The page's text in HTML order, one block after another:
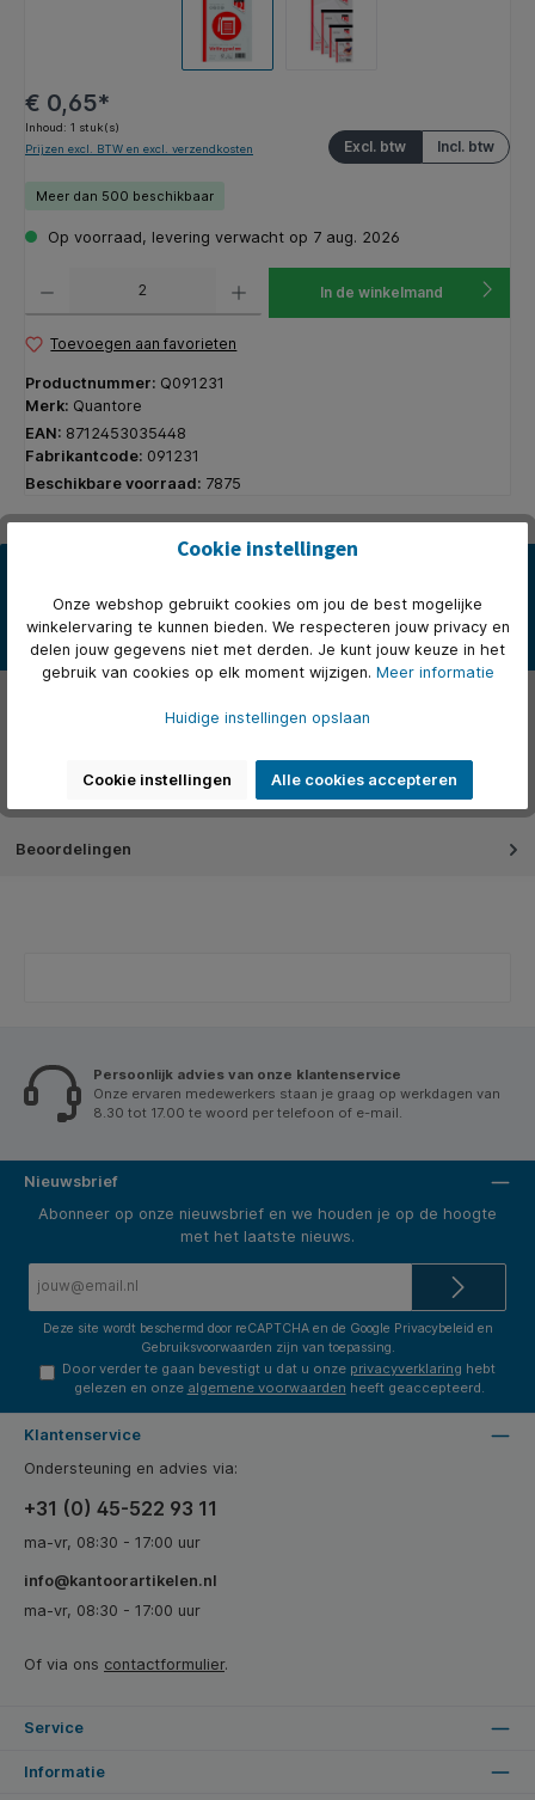
€ 0,65*
Inhoud: 1 stuk(s)
Incl. btw
Excl. btw
Prijzen excl. BTW en excl. verzendkosten
Meer dan 500 beschikbaar
Op voorraad, levering verwacht op 7 aug. 2026
In de winkelmand
Toevoegen aan favorieten
Productnummer: Q091231
Merk: Quantore
EAN: 8712453035448
Fabrikantcode: 091231
Beschikbare voorraad: 7875
Het Quantore A6 schrijfblok is jouw compacte en draagbare
oplossing voor al je notities. Ondanks het kleine formaat bevat di…
Meer
Beoordelingen
Persoonlijk advies van onze klantenservice
Onze ervaren medewerkers staan je graag op werkdagen van
8.30 tot 17.00 te woord per telefoon of e-mail.
Nieuwsbrief
Abonneer op onze nieuwsbrief en we houden je op de hoogte
met het laatste nieuws.
Deze site wordt beschermd door reCAPTCHA en de Google Privacybeleid en
Gebruiksvoorwaarden zijn van toepassing.
Door verder te gaan bevestigt u dat u onze privacyverklaring hebt
gelezen en onze algemene voorwaarden heeft geaccepteerd.
Klantenservice
Ondersteuning en advies via:
+31 (0) 45-522 93 11
ma-vr, 08:30 - 17:00 uur
info@kantoorartikelen.nl
ma-vr, 08:30 - 17:00 uur
Of via ons contactformulier.
Service
Informatie
Cookie instellingen
Onze webshop gebruikt cookies om jou de best mogelijke
winkelervaring te kunnen bieden. We respecteren jouw privacy en
delen jouw gegevens niet met derden. Je kunt jouw keuze in het
gebruik van cookies op elk moment wijzigen. Meer informatie
Huidige instellingen opslaan
Cookie instellingen Alle cookies accepteren